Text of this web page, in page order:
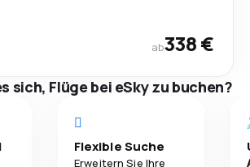
ab338 €
sich, Flüge bei eSky zu buchen?
Flexible Suche
Erweitern Sie Ihre